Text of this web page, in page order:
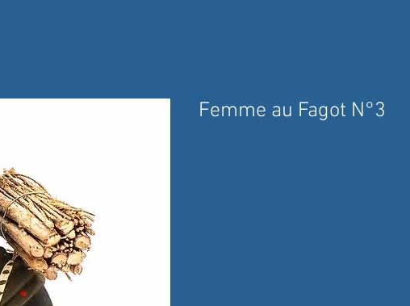
Femme au Fagot N°3